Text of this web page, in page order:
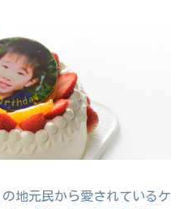
地元民から愛されているケ